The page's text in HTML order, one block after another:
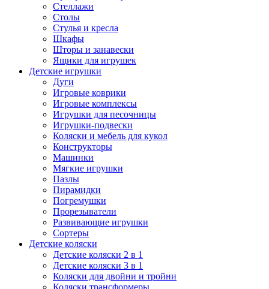
Стеллажи
Столы
Стулья и кресла
Шкафы
Шторы и занавески
Ящики для игрушек
Детские игрушки
Дуги
Игровые коврики
Игровые комплексы
Игрушки для песочницы
Игрушки-подвески
Коляски и мебель для кукол
Конструкторы
Машинки
Мягкие игрушки
Пазлы
Пирамидки
Погремушки
Прорезыватели
Развивающие игрушки
Сортеры
Детские коляски
Детские коляски 2 в 1
Детские коляски 3 в 1
Коляски для двойни и тройни
Коляски трансформеры